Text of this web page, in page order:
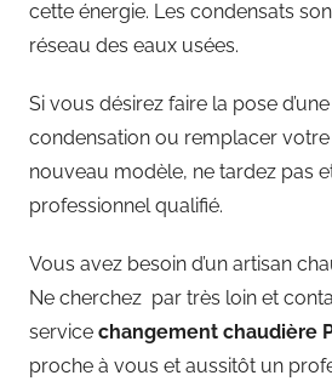
cette énergie. Les condensats
réseau des eaux usées.
Si vous désirez faire la pose
condensation ou remplacer
nouveau modèle, ne tardez pas
professionnel qualifié.
Vous avez besoin d’un artisan
Ne cherchez par très loin et
service changement chaudière
proche à vous et aussitôt un